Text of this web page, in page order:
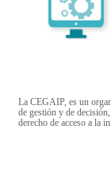
La CEGAIP, es un
de gestión y de
derecho de acceso a la